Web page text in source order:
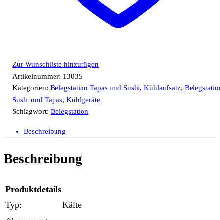
Zur Wunschliste hinzufügen
Artikelnummer: 13035
Kategorien:Belegstation Tapas und Sushi,Kühlaufsatz,
Sushi und Tapas,Kühlgeräte
Schlagwort:Belegstation
Beschreibung
Beschreibung
Produktdetails
Typ:
Kälte